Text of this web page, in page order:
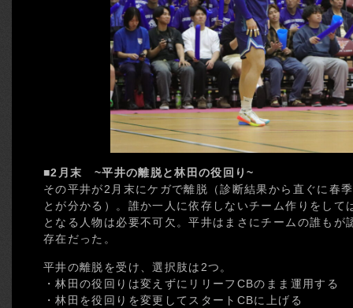
■2月末 ~平井の離脱と林田の役回り~
その平井が2月末にケガで離脱（診断結果から直ぐに春
とが分かる）。誰か一人に依存しないチーム作りをして
となる人物は必要不可欠。平井はまさにチームの誰もが
存在だった。
平井の離脱を受け、選択肢は2つ。
・林田の役回りは変えずにリリーフCBのまま運用する
・林田を役回りを変更してスタートCBに上げる